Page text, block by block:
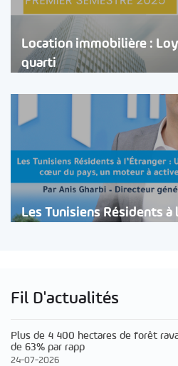
Location immobilière :
quarti
Les Tunisiens Résidents à
Fil D'actualités
Plus de 4 400 hectares de forêt
de 63% par rapp
24-07-2026